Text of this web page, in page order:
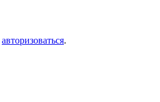
авторизоваться.